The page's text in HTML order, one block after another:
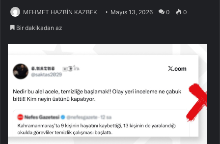
MEHMET HAZBİN KAZBEK Mayıs 13, 2026 0 0
Bir dakikadan az